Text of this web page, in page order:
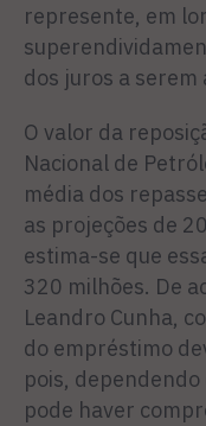
represente, em
dos juros a serem
O valor da
Nacional de
média dos
as projeções de
estima-se que
320 milhões. De
Leandro Cunha,
do empréstimo
pois,
pode haver